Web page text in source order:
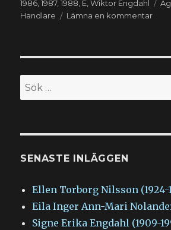
1986,1987,1988, E,Wiktor Engdahl
Handlare
Lämna en kommentartill
Sök
efter:
SENASTE INLÄGGEN
Ellen Torborg Nilsson (1924-
Eila Inger Ann-Mari Nolander
Signe Erika Engdahl (1909-